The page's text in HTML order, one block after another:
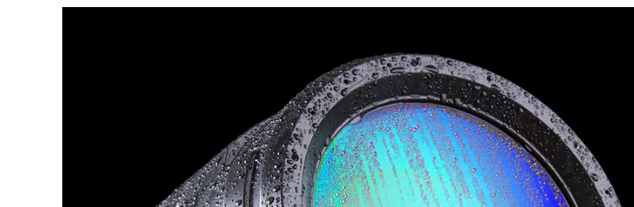
Robe lighting's technology SHED
ProMotion Lighting
Robe Maritime
Avolites Deutschland